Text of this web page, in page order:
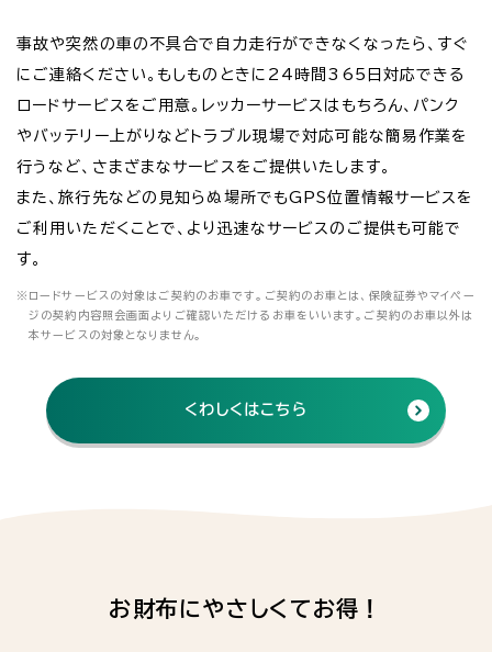
事故や突然の車の不具合で自力走行ができなくなったら、すぐ
にご連絡ください。もしものときに24時間365日対応できる
ロードサービスをご用意。レッカーサービスはもちろん、パンク
やバッテリー上がりなどトラブル現場で対応可能な簡易作業を
行うなど、さまざまなサービスをご提供いたします。
また、旅行先などの見知らぬ場所でもGPS位置情報サービスを
ご利用いただくことで、より迅速なサービスのご提供も可能で
す。
※ ロードサービスの対象はご契約のお車です。ご契約のお車とは、保険証券やマイペー
ジの契約内容照会画面よりご確認いただけるお車をいいます。ご契約のお車以外は
本サービスの対象となりません。
くわしくはこちら
お財布にやさしくてお得！